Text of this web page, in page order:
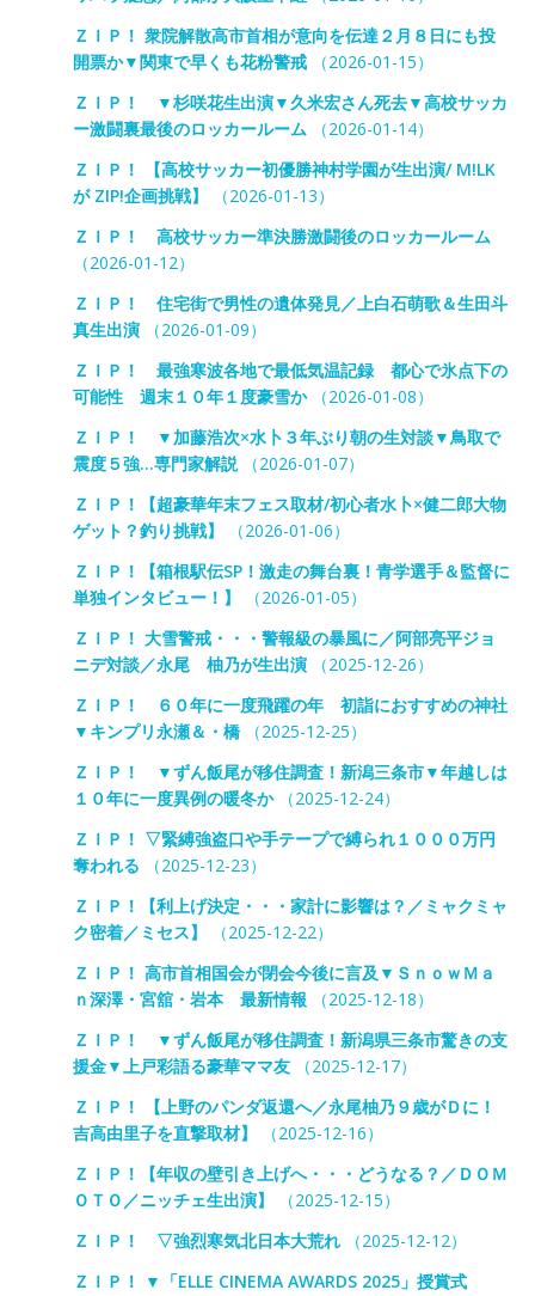
ＺＩＰ！ 衆院解散高市首相が意向を伝達２月８日にも投
開票か▼関東で早くも花粉警戒（2026-01-15）
ＺＩＰ！ ▼杉咲花生出演▼久米宏さん死去▼高校サッカ
ー激闘裏最後のロッカールーム （2026-01-14）
ＺＩＰ！ 【高校サッカー初優勝神村学園が生出演/ M!LK
が ZIP!企画挑戦】
（2026-01-13）
ＺＩＰ！ 高校サッカー準決勝激闘後のロッカールーム
（2026-01-12）
ＺＩＰ！ 住宅街で男性の遺体発見／上白石萌歌＆生田斗
真生出演（2026-01-09）
ＺＩＰ！ 最強寒波各地で最低気温記録 都心で氷点下の
可能性 週末１０年１度豪雪か（2026-01-08）
ＺＩＰ！ ▼加藤浩次×水卜３年ぶり朝の生対談▼鳥取で
震度５強…専門家解説（2026-01-07）
ＺＩＰ！【超豪華年末フェス取材/初心者水卜×健二郎大物
ゲット？釣り挑戦】
（2026-01-06）
ＺＩＰ！【箱根駅伝SP！激走の舞台裏！青学選手＆監督に
単独インタビュー！】
（2026-01-05）
ＺＩＰ！ 大雪警戒・・・警報級の暴風に／阿部亮平ジョ
ニデ対談／永尾 柚乃が生出演（2025-12-26）
ＺＩＰ！ ６０年に一度飛躍の年 初詣におすすめの神社
▼キンプリ永瀬＆・橋（2025-12-25）
ＺＩＰ！ ▼ずん飯尾が移住調査！新潟三条市▼年越しは
１０年に一度異例の暖冬か（2025-12-24）
ＺＩＰ！ ▽緊縛強盗口や手テープで縛られ１０００万円
奪われる （2025-12-23）
ＺＩＰ！【利上げ決定・・・家計に影響は？／ミャクミャ
ク密着／ミセス】
（2025-12-22）
ＺＩＰ！ 高市首相国会が閉会今後に言及▼ＳｎｏｗＭａ
ｎ深澤・宮舘・岩本 最新情報 （2025-12-18）
ＺＩＰ！ ▼ずん飯尾が移住調査！新潟県三条市驚きの支
援金▼上戸彩語る豪華ママ友（2025-12-17）
ＺＩＰ！ 【上野のパンダ返還へ／永尾柚乃９歳がＤに！
吉高由里子を直撃取材】
（2025-12-16）
ＺＩＰ！【年収の壁引き上げへ・・・どうなる？／ＤＯＭ
ＯＴＯ／ニッチェ生出演】
（2025-12-15）
ＺＩＰ！ ▽強烈寒気北日本大荒れ（2025-12-12）
ＺＩＰ！ ▼「ELLE CINEMA AWARDS 2025」授賞式